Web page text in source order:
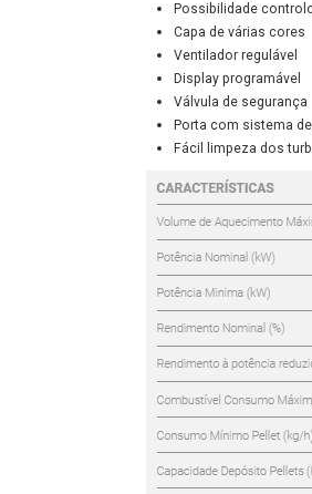
Possibilidade
Capa de várias cores
Ventilador regulável
Display programável
Válvula de segurança
Porta com sistema
Fácil limpeza dos